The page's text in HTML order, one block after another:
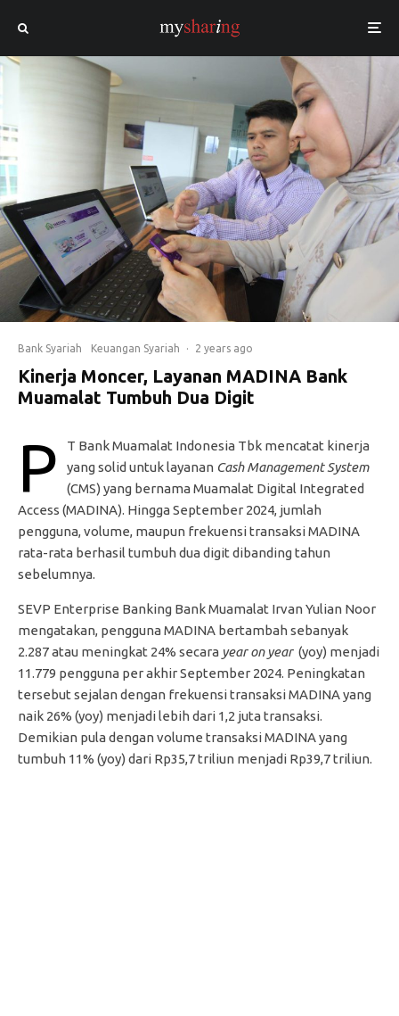
Bank Syariah Keuangan Syariah · 2 years ago
Kinerja Moncer, Layanan MADINA Bank
Muamalat Tumbuh Dua Digit
P
T Bank Muamalat Indonesia Tbk mencatat kinerja
yang solid untuk layanan Cash Management System
(CMS) yang bernama Muamalat Digital Integrated
Access (MADINA). Hingga September 2024, jumlah
pengguna, volume, maupun frekuensi transaksi MADINA
rata-rata berhasil tumbuh dua digit dibanding tahun
sebelumnya.
SEVP Enterprise Banking Bank Muamalat Irvan Yulian Noor
mengatakan, pengguna MADINA bertambah sebanyak
2.287 atau meningkat 24% secara year on year(yoy) menjadi
11.779 pengguna per akhir September 2024. Peningkatan
tersebut sejalan dengan frekuensi transaksi MADINA yang
naik 26% (yoy) menjadi lebih dari 1,2 juta transaksi.
Demikian pula dengan volume transaksi MADINA yang
tumbuh 11% (yoy) dari Rp35,7 triliun menjadi Rp39,7 triliun.